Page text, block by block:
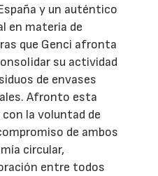
y un auténtico
en materia de
que Genci afronta
su actividad
de envases
Afronto esta
la voluntad de
de ambos
circular,
entre todos